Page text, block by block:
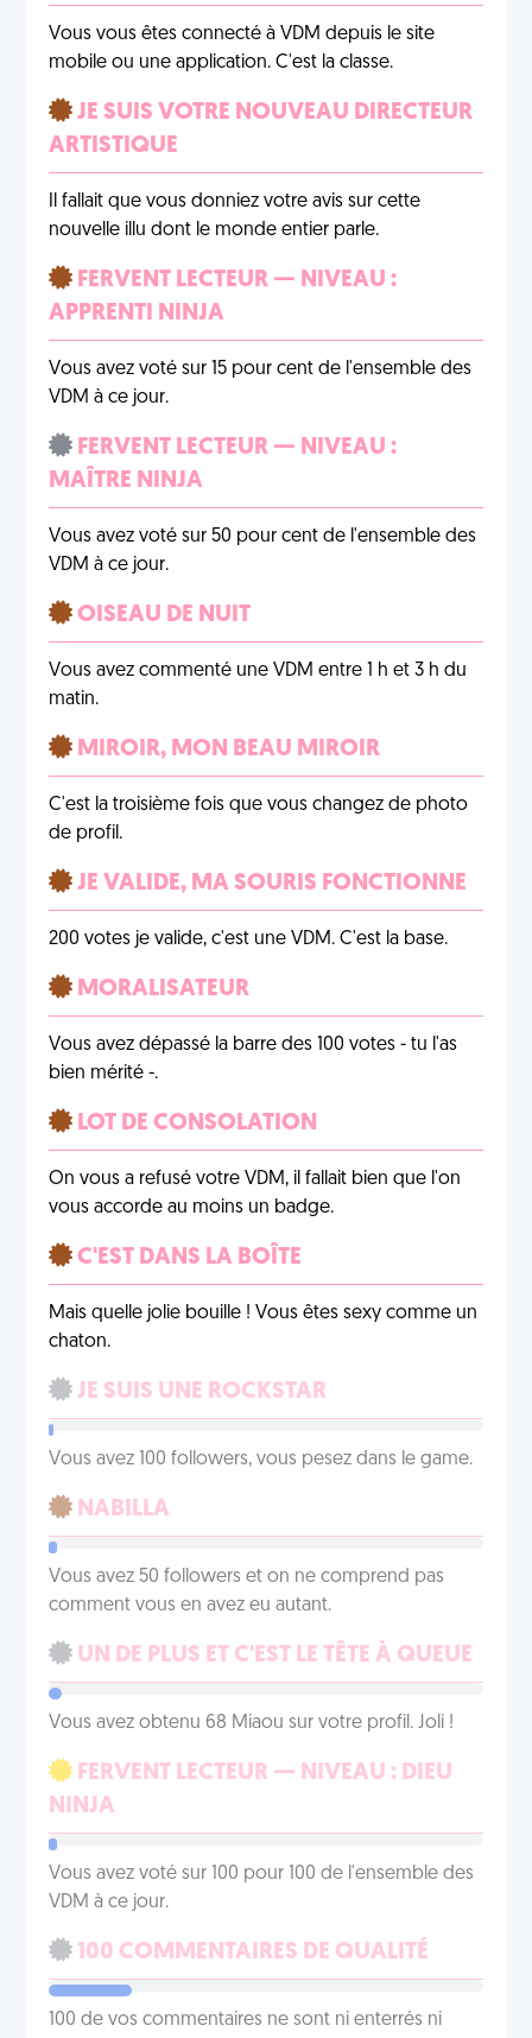
Vous vous êtes connecté à VDM depuis le site
mobile ou une application. C'est la classe.
JE SUIS VOTRE NOUVEAU DIRECTEUR
ARTISTIQUE
Il fallait que vous donniez votre avis sur cette
nouvelle illu dont le monde entier parle.
FERVENT LECTEUR — NIVEAU :
APPRENTI NINJA
Vous avez voté sur 15 pour cent de l'ensemble des
VDM à ce jour.
FERVENT LECTEUR — NIVEAU :
MAÎTRE NINJA
Vous avez voté sur 50 pour cent de l'ensemble des
VDM à ce jour.
OISEAU DE NUIT
Vous avez commenté une VDM entre 1 h et 3 h du
matin.
MIROIR, MON BEAU MIROIR
C'est la troisième fois que vous changez de photo
de profil.
JE VALIDE, MA SOURIS FONCTIONNE
200 votes je valide, c'est une VDM. C'est la base.
MORALISATEUR
Vous avez dépassé la barre des 100 votes - tu l'as
bien mérité -.
LOT DE CONSOLATION
On vous a refusé votre VDM, il fallait bien que l'on
vous accorde au moins un badge.
C'EST DANS LA BOÎTE
Mais quelle jolie bouille ! Vous êtes sexy comme un
chaton.
JE SUIS UNE ROCKSTAR
Vous avez 100 followers, vous pesez dans le game.
NABILLA
Vous avez 50 followers et on ne comprend pas
comment vous en avez eu autant.
UN DE PLUS ET C'EST LE TÊTE À QUEUE
Vous avez obtenu 68 Miaou sur votre profil. Joli !
FERVENT LECTEUR — NIVEAU : DIEU
NINJA
Vous avez voté sur 100 pour 100 de l'ensemble des
VDM à ce jour.
100 COMMENTAIRES DE QUALITÉ
100 de vos commentaires ne sont ni enterrés ni